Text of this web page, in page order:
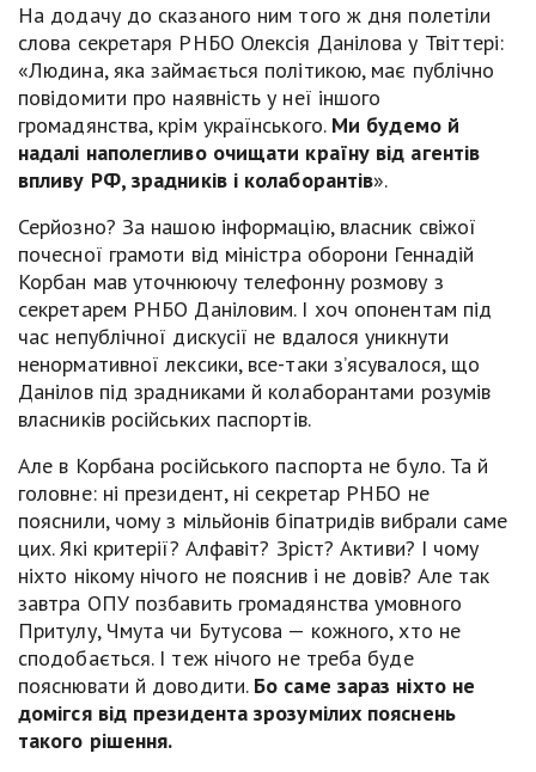
На додачу до сказаного ним того ж дня полетіли
слова секретаря РНБО Олексія Данілова у Твіттері:
«Людина, яка займається політикою, має публічно
повідомити про наявність у неї іншого
громадянства, крім українського. Ми будемо й
надалі наполегливо очищати країну від агентів
впливу РФ, зрадників і колаборантів».
Серйозно? За нашою інформацію, власник свіжої
почесної грамоти від міністра оборони Геннадій
Корбан мав уточнюючу телефонну розмову з
секретарем РНБО Даніловим. І хоч опонентам під
час непублічної дискусії не вдалося уникнути
ненормативної лексики, все-таки з’ясувалося, що
Данілов під зрадниками й колаборантами розумів
власників російських паспортів.
Але в Корбана російського паспорта не було. Та й
головне: ні президент, ні секретар РНБО не
пояснили, чому з мільйонів біпатридів вибрали саме
цих. Які критерії? Алфавіт? Зріст? Активи? І чому
ніхто нікому нічого не пояснив і не довів? Але так
завтра ОПУ позбавить громадянства умовного
Притулу, Чмута чи Бутусова — кожного, хто не
сподобається. І теж нічого не треба буде
пояснювати й доводити. Бо саме зараз ніхто не
домігся від президента зрозумілих пояснень
такого рішення.